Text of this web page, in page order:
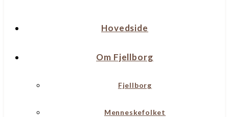
Hovedside
Om Fjellborg
Fjellborg
Menneskefolket